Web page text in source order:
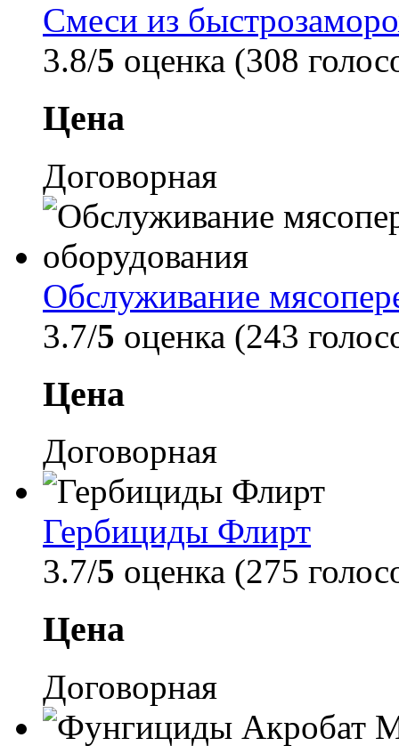
Смеси из
3.8/5 оценка (308
Цена
Договорная
Обслуживание
3.7/5 оценка (243
Цена
Договорная
Гербициды Флирт
3.7/5 оценка (275
Цена
Договорная